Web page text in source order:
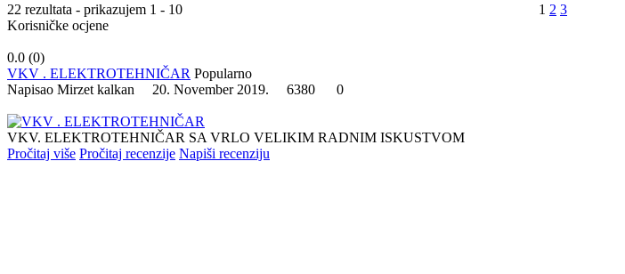
22 rezultata - prikazujem 1 - 10 1 2 3
Korisničke ocjene
0.0 (0)
VKV . ELEKTROTEHNIČAR Popularno
Napisao Mirzet kalkan 20. November 2019. 6380 0
VKV. ELEKTROTEHNIČAR SA VRLO VELIKIM RADNIM ISKUSTVOM
Pročitaj više Pročitaj recenzije Napiši recenziju